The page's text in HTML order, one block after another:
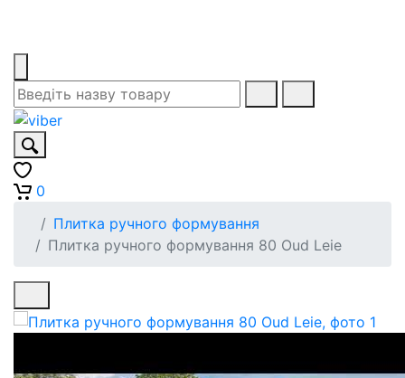
0
Плитка ручного формування
Плитка ручного формування 80 Oud Leie